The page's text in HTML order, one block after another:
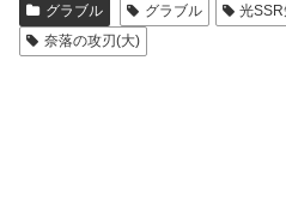
グラブル グラブル 光SSR
奈落の攻刃(大)